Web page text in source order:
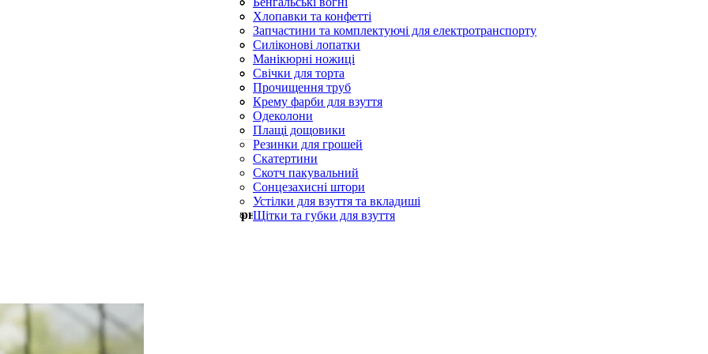
Шланги поливальні
Спрей від комарів
Ультразвукові відлякувачі
Фумігатори
Хлопавки та конфетті
Запчастини та комплектуючі для електротранспорту
Ліхтарики
Силіконові лопатки
Силіконові пензлики
Форми для випічки
Манікюрні ножиці
Пилки для п’ят
Пилочки для нігтів
Свічки для торта
Свічки конусні та кручені
Церковні свічки
Прочищення труб
Серветки для прибирання
Синька
Скребки для посуду
Крему фарби для взуття
Одеколони
Плащі дощовики
Резинки для грошей
Скатертини
Скотч пакувальний
Сонцезахисні штори
Устілки для взуття та вкладиші
Щітки та губки для взуття
грн